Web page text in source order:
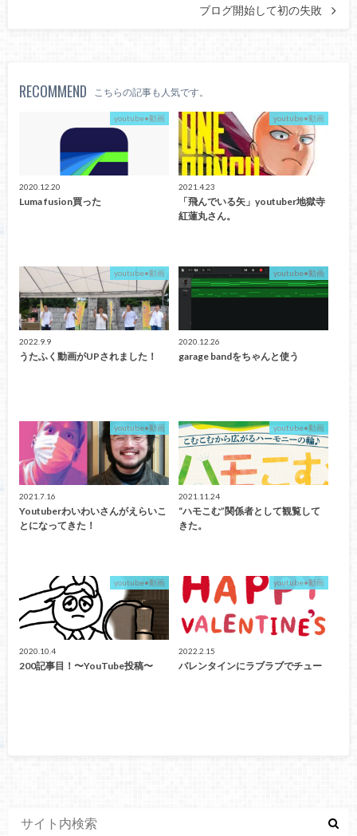
ブログ開始して初の失敗
RECOMMEND こちらの記事も人気です。
youtube•動画
2020.12.20
Luma fusion買った
youtube•動画
2021.4.23
「飛んでいる矢」youtuber地獄寺
紅蓮丸さん。
youtube•動画
2022.9.9
うたふく動画がUPされました！
youtube•動画
2020.12.26
garage bandをちゃんと使う
youtube•動画
2021.7.16
Youtuberわいわいさんがえらいこ
とになってきた！
youtube•動画
2021.11.24
“ハモこむ”関係者として観覧して
きた。
youtube•動画
2020.10.4
200記事目！〜YouTube投稿〜
youtube•動画
2022.2.15
バレンタインにラブラブでチュー